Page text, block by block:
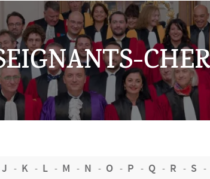
J K L M N O P Q R S